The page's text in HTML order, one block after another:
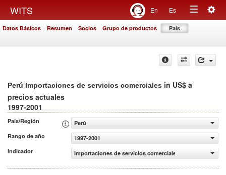
WITS En Es
Toggle
Datos Básicos Resumen Socios Grupo de productos País
Perú Importaciones de servicios comerciales in US$ a
precios actuales
1997-2001
País/Región
Perú
Rango de año
1997-2001
Indicador
Importaciones de servicios comerciales (US$ a precios